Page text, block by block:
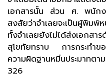
เอกสารนั้น ส่วน ศ. พนักง
สงสัยว่าจำเลยจะเป็นผู้พิมพ์
ทั้งจำเลยยังไม่ได้ส่งเอกสา
สุโขทัยทราบ การกระทำขอ
ความผิดฐานหมิ่นประมาทต
326